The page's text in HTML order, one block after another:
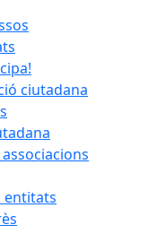
ciutadana
entitats